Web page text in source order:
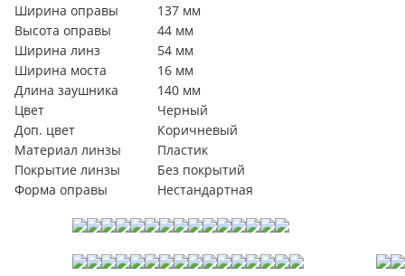
Ширина оправы
137 мм
Высота оправы
44 мм
Ширина линз
54 мм
Ширина моста
16 мм
Длина заушника
140 мм
Цвет
Черный
Доп. цвет
Коричневый
Материал линзы
Пластик
Покрытие линзы
Без покрытий
Форма оправы
Нестандартная